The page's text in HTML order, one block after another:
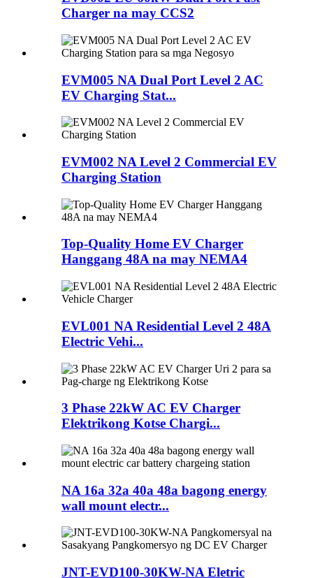
Charger na may CCS2
EVM005 NA Dual Port Level 2 AC
EV Charging Stat...
EVM002 NA Level 2 Commercial EV
Charging Station
Top-Quality Home EV Charger
Hanggang 48A na may NEMA4
EVL001 NA Residential Level 2 48A
Electric Vehi...
3 Phase 22kW AC EV Charger
Elektrikong Kotse Chargi...
NA 16a 32a 40a 48a bagong energy
wall mount electr...
JNT-EVD100-30KW-NA Eletric